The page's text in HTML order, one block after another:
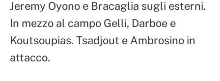
Jeremy Oyono e Bracaglia sugli esterni.
In mezzo al campo Gelli, Darboe e
Koutsoupias. Tsadjout e Ambrosino in
attacco.